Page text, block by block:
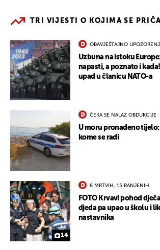
TRI VIJESTI O KOJIMA SE PRIČA
OBAVJEŠTAJNO
Uzbuna na istoku
napasti, a poznato i
upad u članicu NATO-a
ČEKA SE NALAZ OBDUKCIJE
U moru pronađeno
kome se radi
14
8 MRTVIH, 15 RANJENIH
FOTO Krvavi pohod
djeda pa upao u školu i
nastavnika